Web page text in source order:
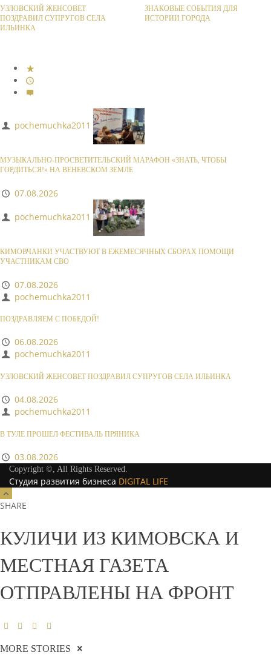
УЗЛОВСКИЙ ЖЕНСОВЕТ
ПОЗДРАВИЛ СУПРУГОВ СЕЛА
ИЛЬИНКА
ЗНАКОВЫЕ СОБЫТИЯ ДЛЯ
ИСТОРИИ ГОРОДА
pochemuchka2011
МУЗЫКАЛЬНО-ПРОСВЕТИТЕЛЬСКИЙ МАРАФОН «ЗНАТЬ, ЧТОБЫ
ГОРДИТЬСЯ!» НА ВЕНЕВСКОМ ЗЕМЛЕ
07.08.2026
pochemuchka2011
КИМОВЧАНКИ УЧАСТВУЮТ В ЕЖЕМЕСЯЧНЫХ СБОРАХ ПОМОЩИ
УЧАСТНИКАМ СВО
07.08.2026
pochemuchka2011
ПОЗДРАВЛЯЕМ С ПОБЕДОЙ!
06.08.2026
pochemuchka2011
УЗЛОВСКИЙ ЖЕНСОВЕТ ПОЗДРАВИЛ СУПРУГОВ СЕЛА ИЛЬИНКА
04.08.2026
pochemuchka2011
В ТУЛЕ ПРОШЕЛ ФЕСТИВАЛЬ ПРЯНИКА
03.08.2026
Copyright ©, All Rights Reserved.
Студия развития бизнеса DIGITAL LIFE
SHARE
КУЛИЧИ ИЗ КИМОВСКА И
МЕСТНАЯ ГАЗЕТА
ОТПРАВЛЕНЫ НА ФРОНТ
MORE STORIES